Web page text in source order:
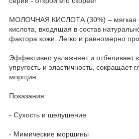
МОЛОЧНАЯ КИСЛОТА (30%) – мягкая
кислота, входящая в состав
фактора кожи. Легко и равномерно
Эффективно увлажняет и отбеливает
упругость и эластичность, сокращает
морщин.
Показания:
- Сухость и шелушение
- Мимические морщины